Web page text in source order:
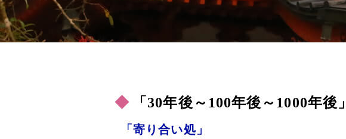
「30年後～100年後～1000年後」
「寄り合い処」